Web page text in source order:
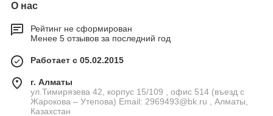
О нас
Рейтинг не сформирован
Менее 5 отзывов за последний год
Работает с 05.02.2015
г. Алматы
ул.Тимирязева 42, корпус 15/109 , офис 514 (въезд с
Жарокова – Утепова) Email: 2969493@bk.ru , Алматы,
Казахстан